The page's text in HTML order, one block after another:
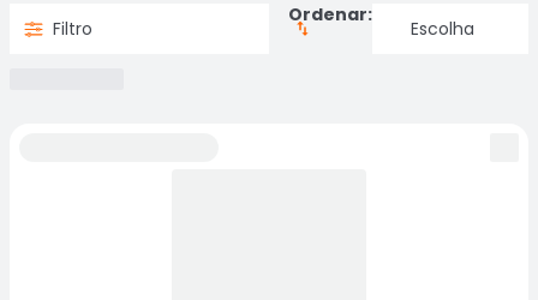
Filtro
Ordenar: